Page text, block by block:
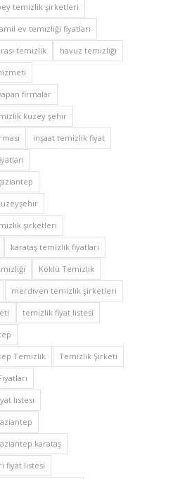
temizlik şirketleri
ev temizliği fiyatları
temizlik havuz temizliği
firmalar
kuzey şehir
inşaat temizlik fiyat
şirketleri
karataş temizlik fiyatları
Köklü Temizlik
merdiven temizlik şirketleri
temizlik fiyat listesi
Temizlik Temizlik Şirketi
listesi
karataş
fiyat listesi